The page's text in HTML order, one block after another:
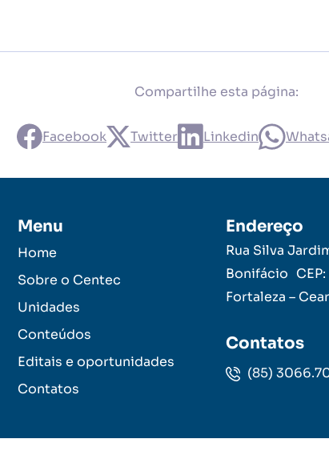
Compartilhe esta página:
Facebook Twitter Linkedin
Menu
Home
Sobre o Centec
Unidades
Conteúdos
Editais e oportunidades
Contatos
Endereço
Rua Silva
Bonifácio
Fortaleza –
Contatos
(85)